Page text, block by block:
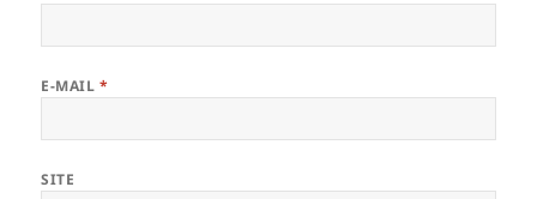
E-MAIL *
SITE